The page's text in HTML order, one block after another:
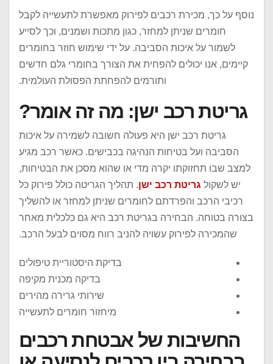
נוסף על כך, מכירת רכבים לפירוק מאפשרת לתעשייה לקבל
חומרים שניתן למחזר, כגון מתכות ושמנים, וכך לסייע
לשמור על איכות הסביבה. על ידי שימוש חוזר בחומרים
קיימים, אנו יכולים להפחית את הצורך בחומרי גלם חדשים
ותורמים להפחתת הפסולת העולמית.
גריטת רכב ישן: מה זה אומר?
גריטת רכב ישן היא פעולה חשובה לשמירה על איכות
הסביבה ועל בטיחות הנהיגה בכבישים. כאשר רכב מגיע
למצב שבו תחזוקתו יקרה מדי או שהוא מסכן את הבטיחות,
יש לשקול גריטת רכב ישן. תהליך הגריטה כולל פירוק כל
רכיבי הרכב והפרדתם לחומרים שניתן למחזר או להשליך
בצורה בטוחה. הבחירה בגריטת רכב היא גם כלכלית מאחר
שהמכירה לפירוק עשויה להניב רווח מסוים לבעל הרכב.
בדיקת היסטוריית טיפולים
בדיקה מכנית מקיפה
שירותי גרירה מהירים
מיחזור חומרים לתעשייה
החשיבות של אבטחת רכבים